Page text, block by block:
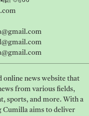
online news website that
from various fields,
sports, and more. With a
Cumilla aims to deliver